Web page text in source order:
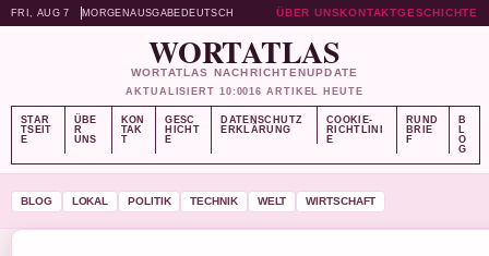
FRI, AUG 7 MORGENAUSGABE DEUTSCH ÜBER UNSKONTAKTGESCHICHTE
WORTATLAS
WORTATLAS NACHRICHTENUPDATE
AKTUALISIERT 10:0016 ARTIKEL HEUTE
STAR
TSEIT
E
ÜBE
R
UNS
KON
TAK
T
GESC
HICHT
E
DATENSCHUTZ
ERKLÄRUNG
COOKIE-
RICHTLINI
E
RUND
BRIE
F
B
L
O
G
BLOG LOKAL POLITIK TECHNIK WELT WIRTSCHAFT